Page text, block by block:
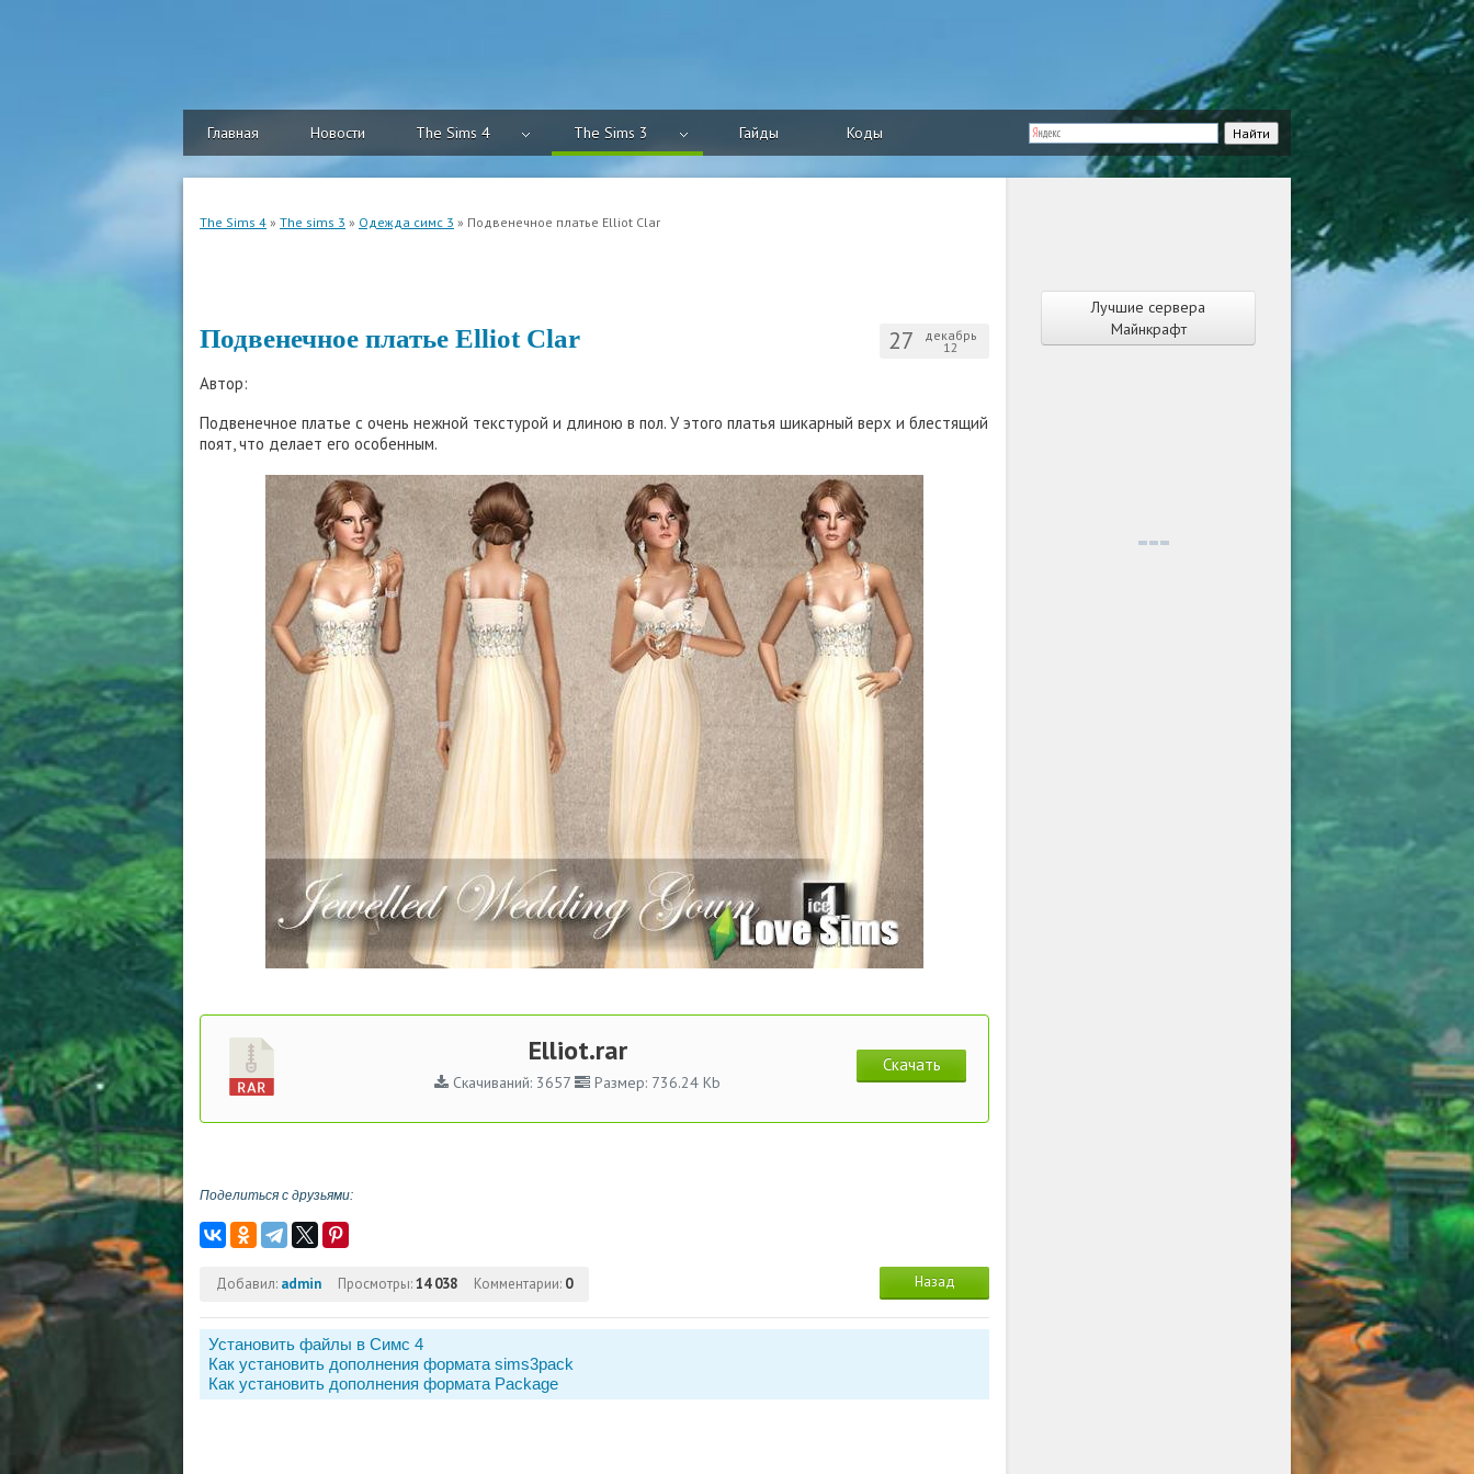
Главная Новости The Sims 4 The Sims 3 Гайды Коды
Лучшие сервера
Майнкрафт
The Sims 4 » The sims 3 » Одежда симс 3 » Подвенечное платье Elliot Clar
27 декабрь
12
Подвенечное платье Elliot Clar
Автор:
Подвенечное платье с очень нежной текстурой и длиною в пол. У этого платья шикарный верх и блестящий
поят, что делает его особенным.
Elliot.rar
Скачиваний: 3657 Размер: 736.24 Kb
Скачать
Поделиться с друзьями:
Назад
Добавил: admin Просмотры:14 038 Комментарии: 0
Установить файлы в Симс 4
Как установить дополнения формата sims3pack
Как установить дополнения формата Package